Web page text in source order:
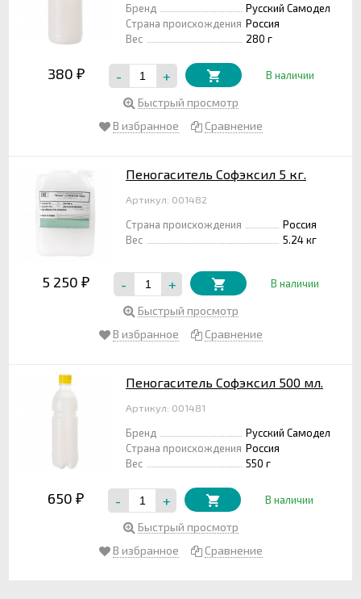
Бренд
Русский Самодел
Страна происхождения Россия
Вес
280 г
380 ₽ - + В наличии
Быстрый просмотр
В избранное
Сравнение
Пеногаситель Софэксил 5 кг.
Артикул: 001482
Страна происхождения
Россия
Вес
5.24 кг
5 250 ₽ - + В наличии
Быстрый просмотр
В избранное
Сравнение
Пеногаситель Софэксил 500 мл.
Артикул: 001481
Бренд
Русский Самодел
Страна происхождения Россия
Вес
550 г
650 ₽ - + В наличии
Быстрый просмотр
В избранное
Сравнение